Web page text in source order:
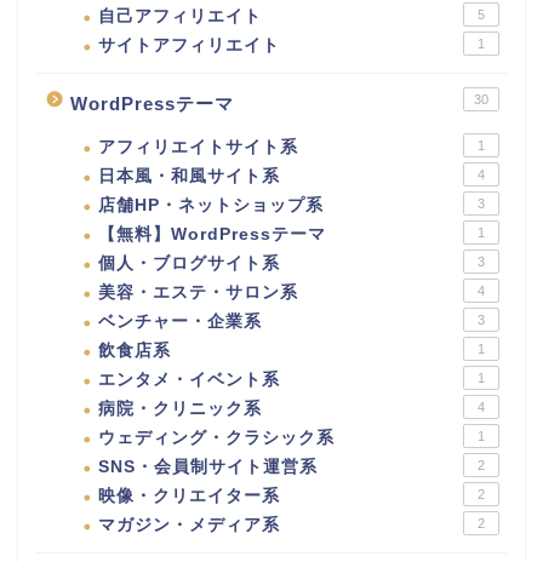
自己アフィリエイト 5
サイトアフィリエイト 1
WordPressテーマ 30
アフィリエイトサイト系 1
日本風・和風サイト系 4
店舗HP・ネットショップ系 3
【無料】WordPressテーマ 1
個人・ブログサイト系 3
美容・エステ・サロン系 4
ベンチャー・企業系 3
飲食店系 1
エンタメ・イベント系 1
病院・クリニック系 4
ウェディング・クラシック系 1
SNS・会員制サイト運営系 2
映像・クリエイター系 2
マガジン・メディア系 2